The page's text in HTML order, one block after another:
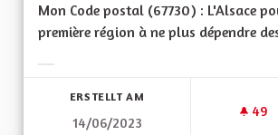
Mon Code postal (67730) : L'Alsace
première région à ne plus dépendre
ERSTELLT AM
14/06/2023
49